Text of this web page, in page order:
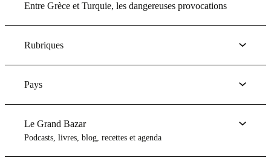
Entre Grèce et Turquie, les dangereuses provocations
Rubriques
Pays
Le Grand Bazar
Podcasts, livres, blog, recettes et agenda